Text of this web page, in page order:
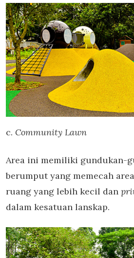
c. Community Lawn
Area ini memiliki gundukan-
berumput yang memecah
ruang yang lebih kecil dan
dalam kesatuan lanskap.